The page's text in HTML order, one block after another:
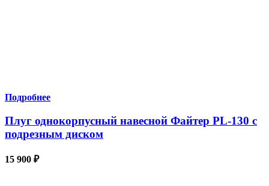
Подробнее
Плуг однокорпусный навесной Файтер PL-130 с
подрезным диском
15 900 ₽